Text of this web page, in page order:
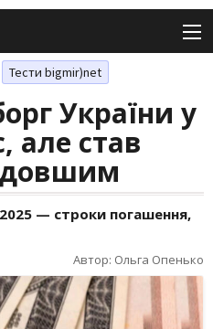
Тести bigmir)net
України у
але став
— строки погашення,
Автор: Ольга Опенько